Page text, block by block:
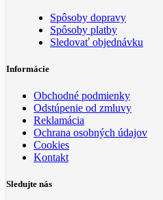
Spôsoby dopravy
Spôsoby platby
Sledovať objednávku
Informácie
Obchodné podmienky
Odstúpenie od zmluvy
Reklamácia
Ochrana osobných údajov
Cookies
Kontakt
Sledujte nás